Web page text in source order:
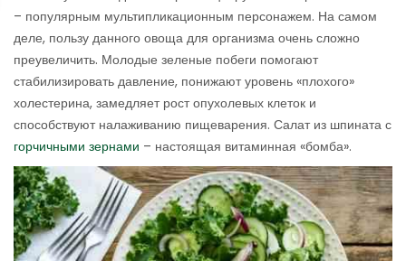
– популярным мультипликационным персонажем. На самом
деле, пользу данного овоща для организма очень сложно
преувеличить. Молодые зеленые побеги помогают
стабилизировать давление, понижают уровень «плохого»
холестерина, замедляет рост опухолевых клеток и
способствуют налаживанию пищеварения. Салат из шпината с
горчичными зернами – настоящая витаминная «бомба».